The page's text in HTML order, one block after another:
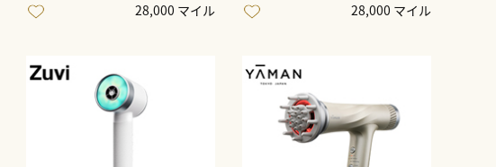
28,000 マイル 28,000 マイル